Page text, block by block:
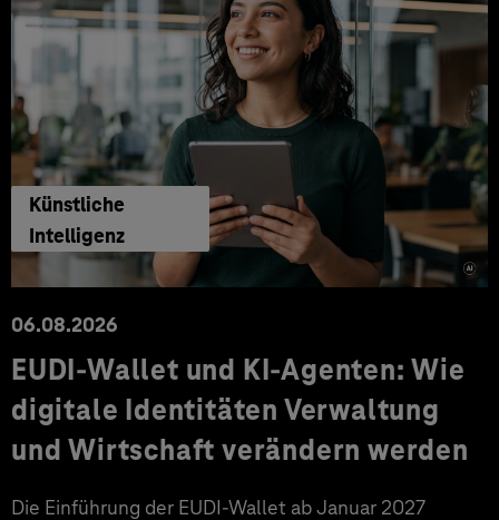
Künstliche
Intelligenz
06.08.2026
EUDI-Wallet und KI-Agenten: Wie
digitale Identitäten Verwaltung
und Wirtschaft verändern werden
Die Einführung der EUDI-Wallet ab Januar 2027